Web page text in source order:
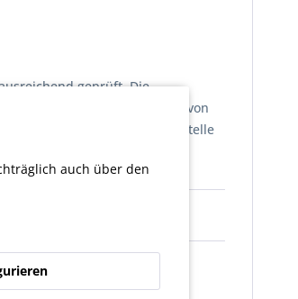
geprüft. Die
Bauteile zur Restaurierung von
technischen Prüfstelle
auch über den